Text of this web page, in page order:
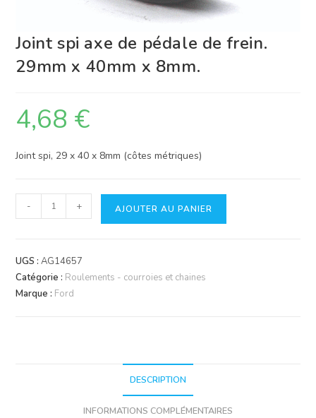
Joint spi axe de pédale de frein.
29mm x 40mm x 8mm.
4,68 €
Joint spi, 29 x 40 x 8mm (côtes métriques)
quantité
de
spi
axe
de
- + AJOUTER AU PANIER
UGS :AG14657
Catégorie : Roulements - courroies et chaines
Marque : Ford
DESCRIPTION
INFORMATIONS COMPLÉMENTAIRES